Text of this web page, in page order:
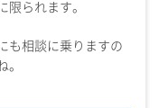
られます。
も相談に乗りますの